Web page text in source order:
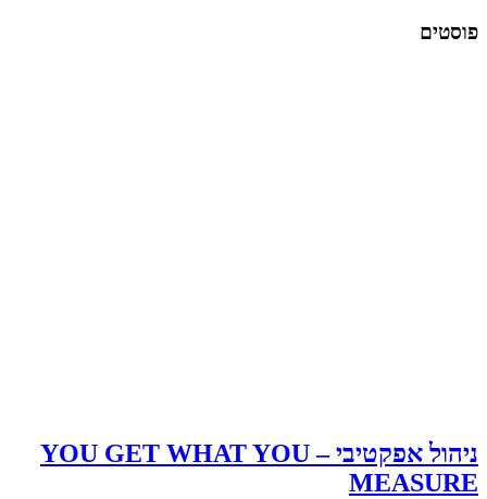
ניהול אפקטיבי – YOU GET WHAT YOU